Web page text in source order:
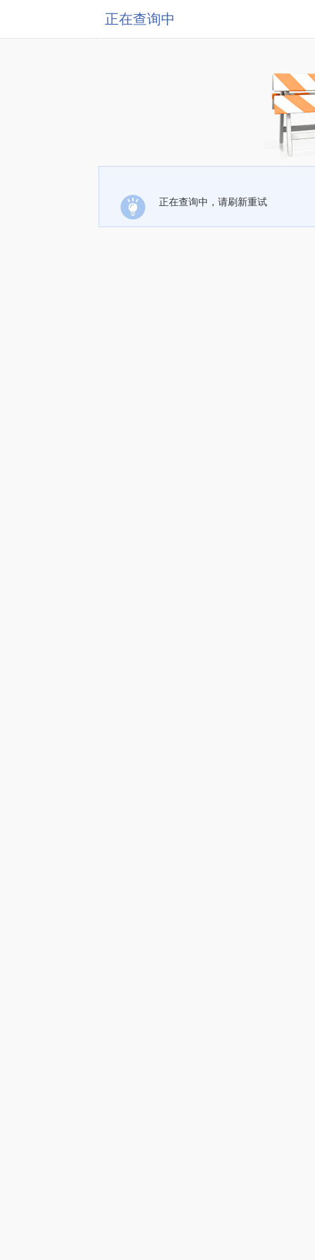
正在查询中
正在查询中，请刷新重试